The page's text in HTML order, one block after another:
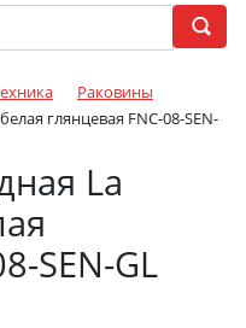
Раковины
глянцевая FNC-08-SEN-
La
SEN-GL